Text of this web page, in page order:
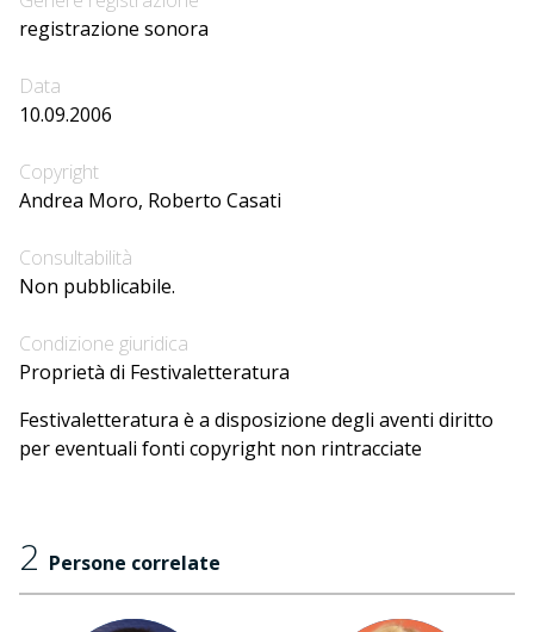
registrazione sonora
Data
10.09.2006
Copyright
Andrea Moro, Roberto Casati
Consultabilità
Non pubblicabile.
Condizione giuridica
Proprietà di Festivaletteratura
Festivaletteratura è a disposizione degli aventi diritto
per eventuali fonti copyright non rintracciate
2 Persone correlate